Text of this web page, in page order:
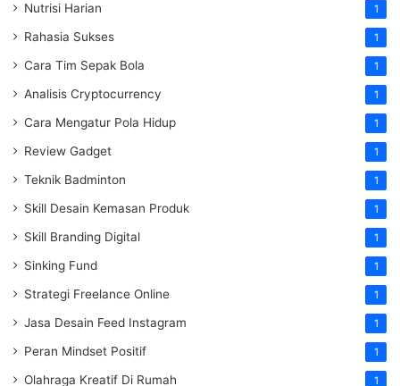
Nutrisi Harian 1
Rahasia Sukses 1
Cara Tim Sepak Bola 1
Analisis Cryptocurrency 1
Cara Mengatur Pola Hidup 1
Review Gadget 1
Teknik Badminton 1
Skill Desain Kemasan Produk 1
Skill Branding Digital 1
Sinking Fund 1
Strategi Freelance Online 1
Jasa Desain Feed Instagram 1
Peran Mindset Positif 1
Olahraga Kreatif Di Rumah 1